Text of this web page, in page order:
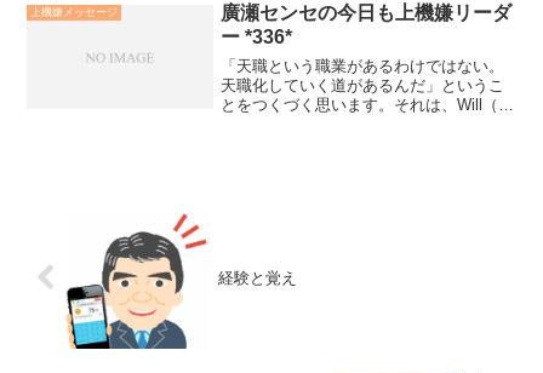
上機嫌メッセージ
廣瀬センセの今日も上機嫌リーダ
ー *336*
「天職という職業があるわけではない。
天職化していく道があるんだ」というこ
とをつくづく思います。それは、Will（し
経験と覚え